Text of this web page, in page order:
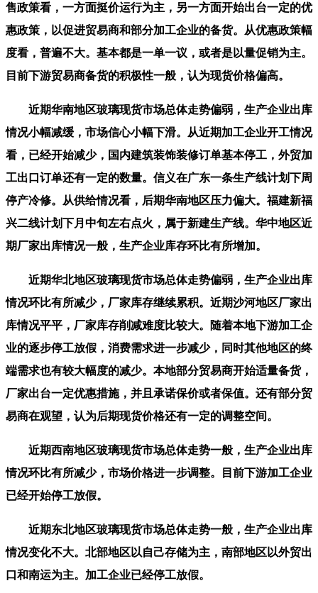
售政策看，一方面挺价运行为主，另一方面开始出台一定的优
惠政策，以促进贸易商和部分加工企业的备货。从优惠政策幅
度看，普遍不大。基本都是一单一议，或者是以量促销为主。
目前下游贸易商备货的积极性一般，认为现货价格偏高。
近期华南地区玻璃现货市场总体走势偏弱，生产企业出库
情况小幅减缓，市场信心小幅下滑。从近期加工企业开工情况
看，已经开始减少，国内建筑装饰装修订单基本停工，外贸加
工出口订单还有一定的数量。信义在广东一条生产线计划下周
停产冷修。从供给情况看，后期华南地区压力偏大。福建新福
兴二线计划下月中旬左右点火，属于新建生产线。华中地区近
期厂家出库情况一般，生产企业库存环比有所增加。
近期华北地区玻璃现货市场总体走势偏弱，生产企业出库
情况环比有所减少，厂家库存继续累积。近期沙河地区厂家出
库情况平平，厂家库存削减难度比较大。随着本地下游加工企
业的逐步停工放假，消费需求进一步减少，同时其他地区的终
端需求也有较大幅度的减少。本地部分贸易商开始适量备货，
厂家出台一定优惠措施，并且承诺保价或者保值。还有部分贸
易商在观望，认为后期现货价格还有一定的调整空间。
近期西南地区玻璃现货市场总体走势一般，生产企业出库
情况环比有所减少，市场价格进一步调整。目前下游加工企业
已经开始停工放假。
近期东北地区玻璃现货市场总体走势一般，生产企业出库
情况变化不大。北部地区以自己存储为主，南部地区以外贸出
口和南运为主。加工企业已经停工放假。